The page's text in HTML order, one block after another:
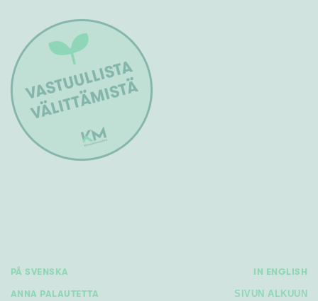
PÅ SVENSKA IN ENGLISH
ANNA PALAUTETTA SIVUN ALKUUN